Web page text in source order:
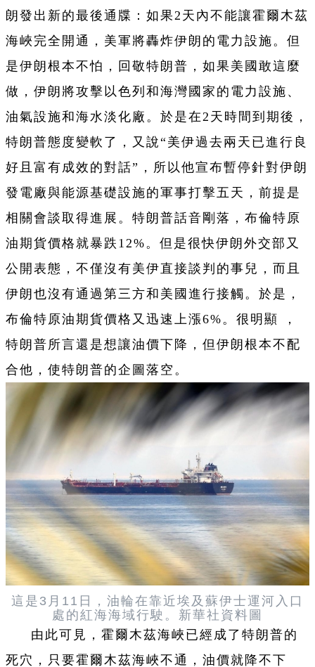
朗發出新的最後通牒：如果2天內不能讓霍爾木茲
海峽完全開通，美軍將轟炸伊朗的電力設施。但
是伊朗根本不怕，回敬特朗普，如果美國敢這麼
做，伊朗將攻擊以色列和海灣國家的電力設施、
油氣設施和海水淡化廠。於是在2天時間到期後，
特朗普態度變軟了，又說“美伊過去兩天已進行良
好且富有成效的對話”，所以他宣布暫停針對伊朗
發電廠與能源基礎設施的軍事打擊五天，前提是
相關會談取得進展。特朗普話音剛落，布倫特原
油期貨價格就暴跌12%。但是很快伊朗外交部又
公開表態，不僅沒有美伊直接談判的事兒，而且
伊朗也沒有通過第三方和美國進行接觸。於是，
布倫特原油期貨價格又迅速上漲6%。很明顯 ，
特朗普所言還是想讓油價下降，但伊朗根本不配
合他，使特朗普的企圖落空。
這是3月11日，油輪在靠近埃及蘇伊士運河入口
處的紅海海域行駛。新華社資料圖
由此可見，霍爾木茲海峽已經成了特朗普的
死穴，只要霍爾木茲海峽不通，油價就降不下